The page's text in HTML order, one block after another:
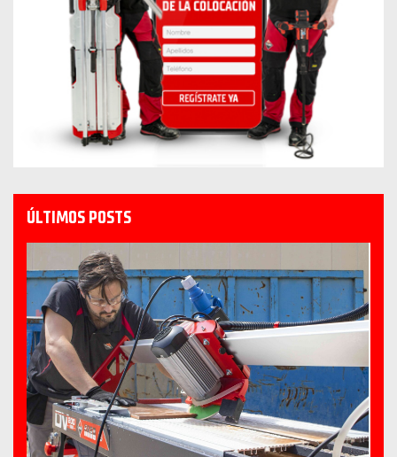
ÚLTIMOS POSTS